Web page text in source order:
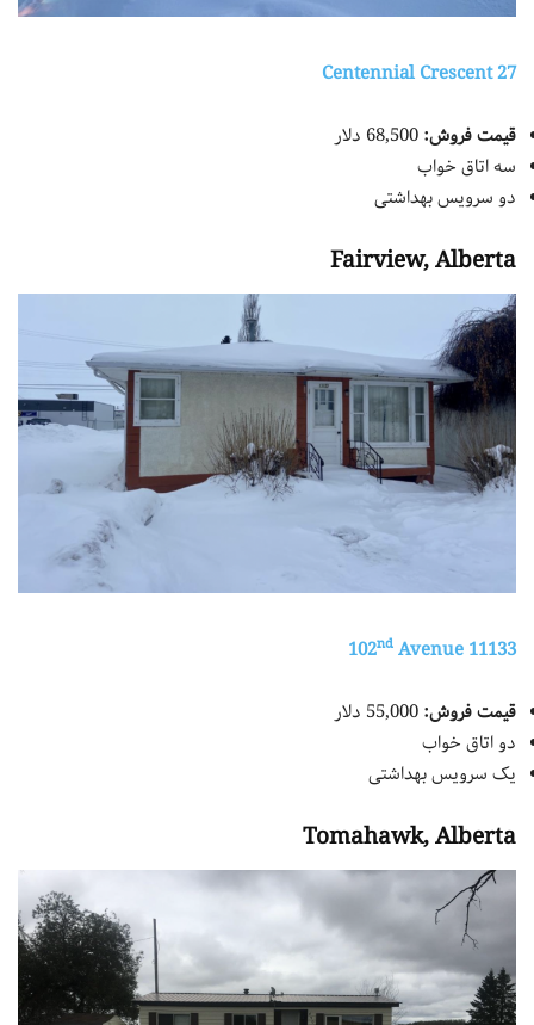
27 Centennial Crescent
قیمت فروش:
سه اتاق خواب
دو سرویس بهداشتی
Fairview, Alberta
11133 102
nd Avenue
قیمت فروش:
دو اتاق خواب
یک سرویس بهداشتی
Tomahawk, Alberta